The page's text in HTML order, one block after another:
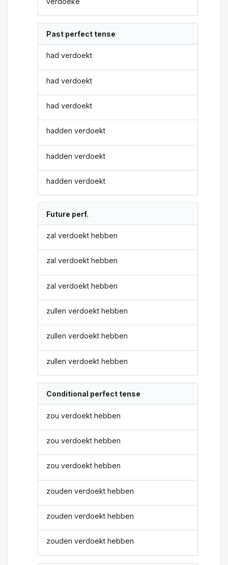
Past perfect tense
had verdoekt
had verdoekt
had verdoekt
hadden verdoekt
hadden verdoekt
hadden verdoekt
Future perf.
zal verdoekt hebben
zal verdoekt hebben
zal verdoekt hebben
zullen verdoekt hebben
zullen verdoekt hebben
zullen verdoekt hebben
Conditional perfect tense
zou verdoekt hebben
zou verdoekt hebben
zou verdoekt hebben
zouden verdoekt hebben
zouden verdoekt hebben
zouden verdoekt hebben